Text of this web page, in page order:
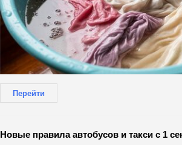
Перейти
Новые правила автобусов и такси с 1